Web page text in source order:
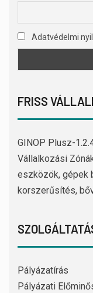
Adatvédelmi
FRISS
GINOP Plusz-
Vállalkozási
eszközök, gépek
korszerűsítés,
Pályázatírás
Pályázati